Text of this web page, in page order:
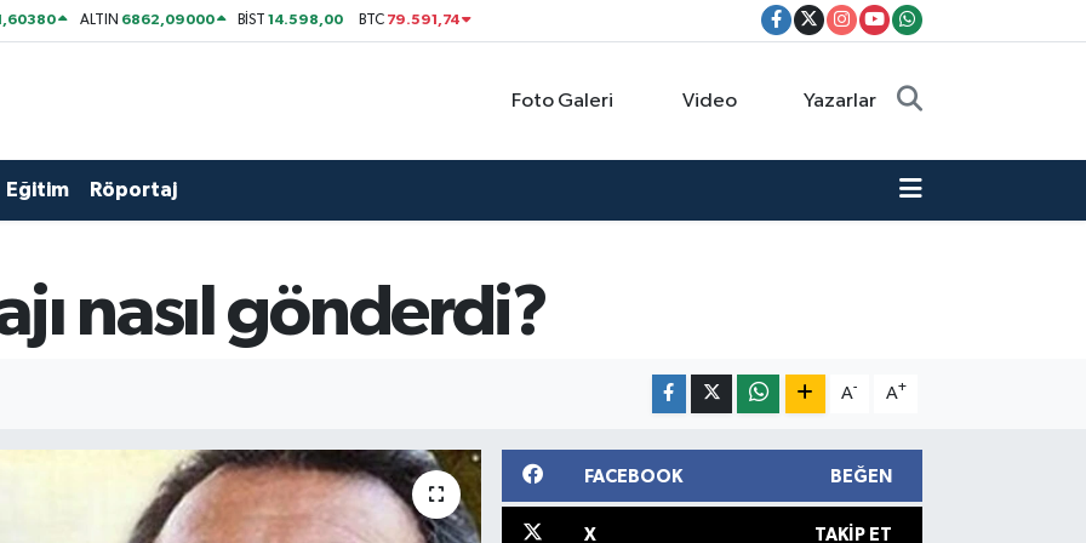
ALTIN 6862,09000 BİST14.598,00 BTC 79.591,74
Foto Galeri Video Yazarlar
Eğitim Röportaj
nasıl gönderdi?
A- A+
FACEBOOK BEĞEN
X TAKIP ET